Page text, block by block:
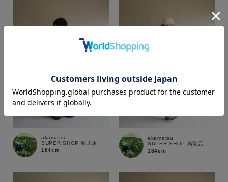
価格
商品タイプ
akamatsu
SUPER SHOP 鳥取店
184cm
akamatsu
SUPER SHOP 鳥取店
184cm